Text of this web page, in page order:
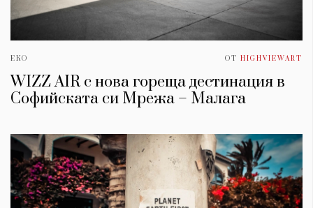
ЕКО ОТ HIGHVIEWART
WIZZ AIR с нова гореща дестинация в
Софийската си Мрежа – Малага